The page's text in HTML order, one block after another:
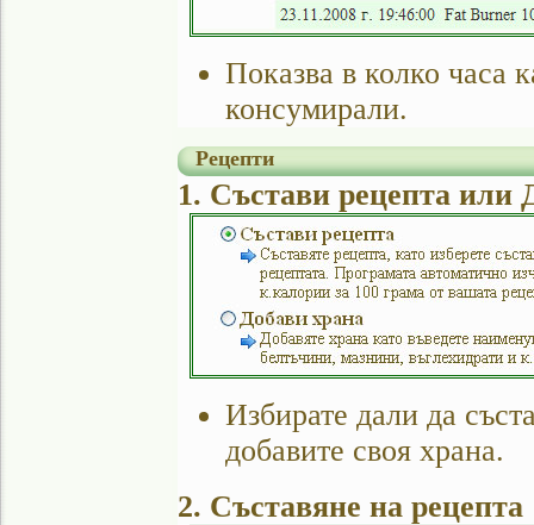
Показва в колко часа
консумирали.
Рецепти
1. Състави рецепта или
Избирате дали да
добавите своя храна.
2. Съставяне на рецепта